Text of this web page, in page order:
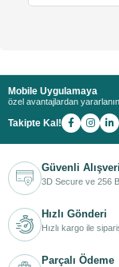
Mobile Uygulamaya
özel avantajlardan
Takipte Kal!
Güvenli
3D Secure ve 256
Hızlı Gönderi
Hızlı kargo ile
Parçalı Ödeme